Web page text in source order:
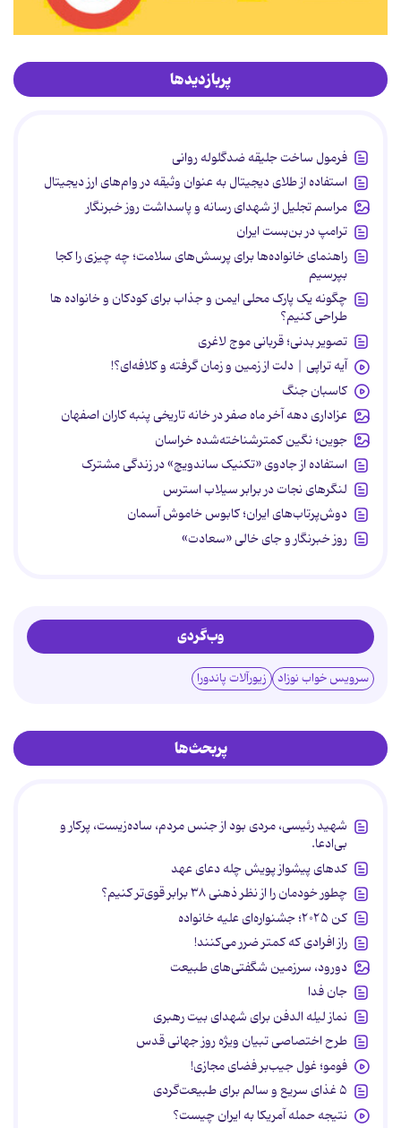
پربازدیدها
فرمول ساخت جلیقه ضدگلوله روانی
استفاده از طلای دیجیتال به عنوان وثیقه در وام‌های ارز دیجیتال
مراسم تجلیل از شهدای رسانه و پاسداشت روز خبرنگار
ترامپ در بن‌بست ایران
راهنمای خانواده‌ها برای پرسش‌های سلامت؛ چه چیزی را کجا
بپرسیم
چگونه یک پارک محلی ایمن و جذاب برای کودکان و خانواده ها
طراحی کنیم؟
تصویر بدنی؛ قربانی موج لاغری
آیه تراپی | دلت از زمین و زمان گرفته و کلافه‌ای؟!
کاسبان جنگ
عزاداری دهه آخر ماه صفر در خانه تاریخی پنبه کاران اصفهان
جوین؛ نگین کمترشناخته‌شده خراسان
استفاده از جادوی «تکنیک ساندویچ» در زندگی مشترک
لنگرهای نجات در برابر سیلاب استرس
دوش‌پرتاب‌های ایران؛ کابوس خاموش آسمان
روز خبرنگار و جای خالی «سعادت»
وب‌گردی
سرویس خواب نوزاد زیورآلات پاندورا
پربحث‌ها
شهید رئیسی، مردی بود از جنس مردم، ساده‌زیست، پرکار و
بی‌ادعا.
کدهای پیشواز پویش چله دعای عهد
چطور خودمان را از نظر ذهنی ۳۸ برابر قوی‌تر کنیم؟
کن ۲۰۲۵؛ جشنواره‌ای علیه خانواده
راز افرادی که کمتر ضرر می‌کنند!
دورود، سرزمین شگفتی‌های طبیعت
جان فدا
نماز لیله الدفن برای شهدای بیت رهبری
طرح اختصاصی تبیان ویژه روز جهانی قدس
فومو؛ غول جیب‌بر فضای مجازی!
۵ غذای سریع و سالم برای طبیعت‌گردی
نتیجه حمله آمریکا به ایران چیست؟